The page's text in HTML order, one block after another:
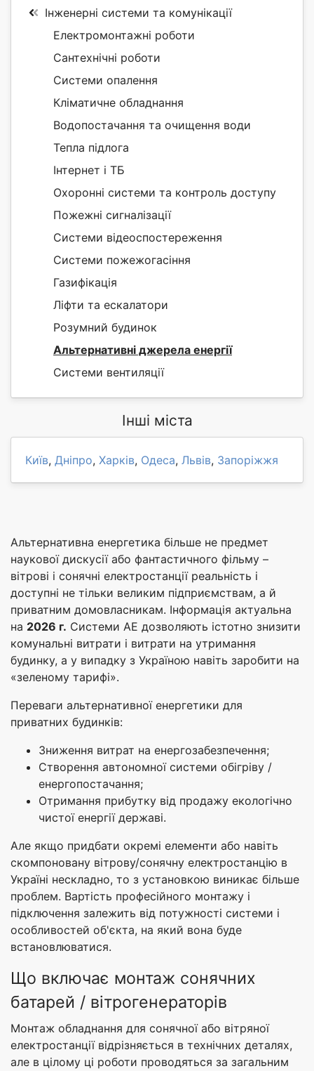
Інженерні системи та комунікації
Електромонтажні роботи
Сантехнічні роботи
Системи опалення
Кліматичне обладнання
Водопостачання та очищення води
Тепла підлога
Інтернет і ТБ
Охоронні системи та контроль доступу
Пожежні сигналізації
Системи відеоспостереження
Системи пожежогасіння
Газифікація
Ліфти та ескалатори
Розумний будинок
Альтернативні джерела енергії
Системи вентиляції
Інші міста
Київ, Дніпро, Харків, Одеса, Львів, Запоріжжя
Альтернативна енергетика більше не предмет
наукової дискусії або фантастичного фільму –
вітрові і сонячні електростанції реальність і
доступні не тільки великим підприємствам, а й
приватним домовласникам. Інформація актуальна
на 2026 г. Системи АЕ дозволяють істотно знизити
комунальні витрати і витрати на утримання
будинку, а у випадку з Україною навіть заробити на
«зеленому тарифі».
Переваги альтернативної енергетики для
приватних будинків:
Зниження витрат на енергозабезпечення;
Створення автономної системи обігріву /
енергопостачання;
Отримання прибутку від продажу екологічно
чистої енергії державі.
Але якщо придбати окремі елементи або навіть
скомпоновану вітрову/сонячну електростанцію в
Україні нескладно, то з установкою виникає більше
проблем. Вартість професійного монтажу і
підключення залежить від потужності системи і
особливостей об'єкта, на який вона буде
встановлюватися.
Що включає монтаж сонячних
батарей / вітрогенераторів
Монтаж обладнання для сонячної або вітряної
електростанції відрізняється в технічних деталях,
але в цілому ці роботи проводяться за загальним